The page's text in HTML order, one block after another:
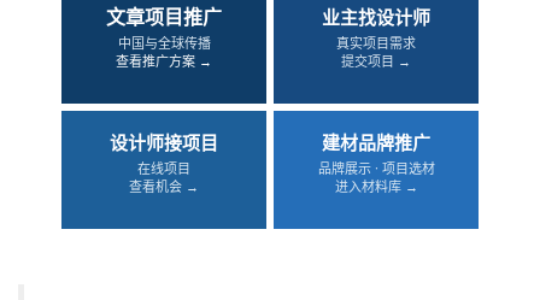
文章项目推广
中国与全球传播
查看推广方案 →
业主找设计师
真实项目需求
提交项目 →
设计师接项目
在线项目
查看机会 →
建材品牌推广
品牌展示 · 项目选材
进入材料库 →